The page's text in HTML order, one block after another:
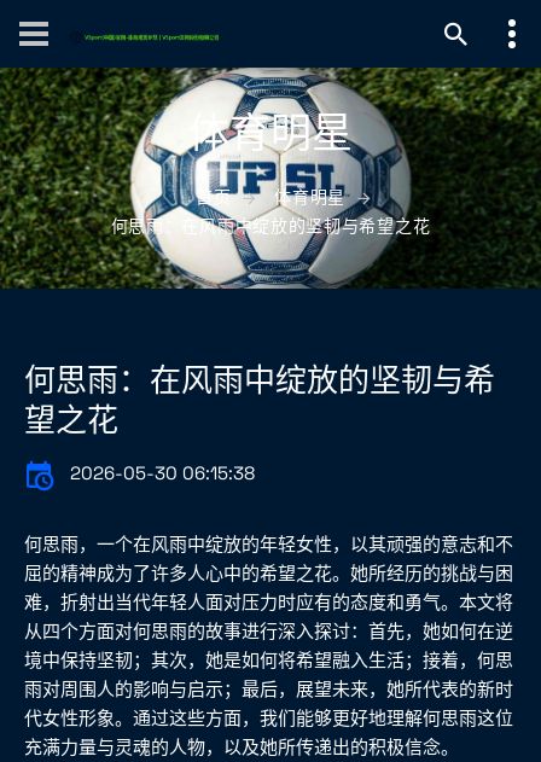
体育明星
首页
体育明星
何思雨：在风雨中绽放的坚韧与希望之花
何思雨：在风雨中绽放的坚韧与希
望之花
2026-05-30 06:15:38
何思雨，一个在风雨中绽放的年轻女性，以其顽强的意志和不
屈的精神成为了许多人心中的希望之花。她所经历的挑战与困
难，折射出当代年轻人面对压力时应有的态度和勇气。本文将
从四个方面对何思雨的故事进行深入探讨：首先，她如何在逆
境中保持坚韧；其次，她是如何将希望融入生活；接着，何思
雨对周围人的影响与启示；最后，展望未来，她所代表的新时
代女性形象。通过这些方面，我们能够更好地理解何思雨这位
充满力量与灵魂的人物，以及她所传递出的积极信念。